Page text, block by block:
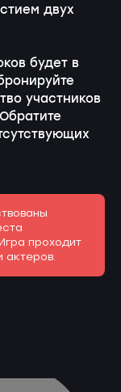
двух
будет в
участников
проходит
актеров.